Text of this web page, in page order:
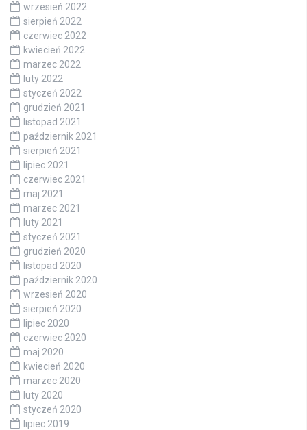
wrzesień 2022
sierpień 2022
czerwiec 2022
kwiecień 2022
marzec 2022
luty 2022
styczeń 2022
grudzień 2021
listopad 2021
październik 2021
sierpień 2021
lipiec 2021
czerwiec 2021
maj 2021
marzec 2021
luty 2021
styczeń 2021
grudzień 2020
listopad 2020
październik 2020
wrzesień 2020
sierpień 2020
lipiec 2020
czerwiec 2020
maj 2020
kwiecień 2020
marzec 2020
luty 2020
styczeń 2020
lipiec 2019